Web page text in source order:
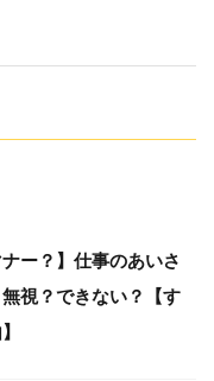
ナー？】仕事のあいさ
視？できない？【す